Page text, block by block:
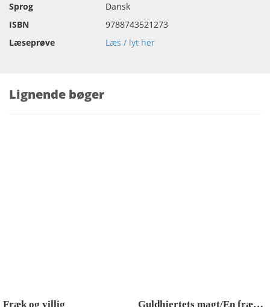
Sprog
Dansk
ISBN
9788743521273
Læseprøve
Læs / lyt her
Lignende bøger
Fræk og villig Guldhjertets magt/En fræk nat